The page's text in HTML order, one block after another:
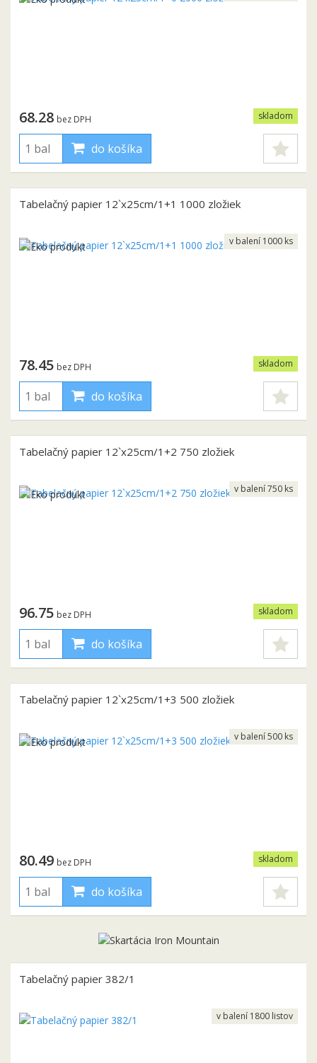
skladom
68.28 bez DPH
do košíka
Tabelačný papier 12`x25cm/1+1 1000 zložiek
skladom
78.45 bez DPH
do košíka
v balení 1000 ks
Tabelačný papier 12`x25cm/1+2 750 zložiek
skladom
96.75 bez DPH
do košíka
v balení 750 ks
Tabelačný papier 12`x25cm/1+3 500 zložiek
skladom
80.49 bez DPH
do košíka
v balení 500 ks
Tabelačný papier 382/1
v balení 1800 listov